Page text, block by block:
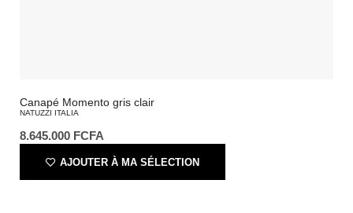
Canapé Momento gris clair
NATUZZI ITALIA
8.645.000 FCFA
AJOUTER À MA SÉLECTION